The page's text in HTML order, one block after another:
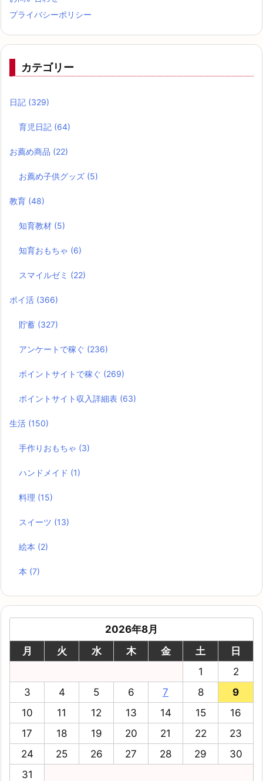
プライバシーポリシー
カテゴリー
日記 (329)
育児日記 (64)
お薦め商品 (22)
お薦め子供グッズ (5)
教育 (48)
知育教材 (5)
知育おもちゃ (6)
スマイルゼミ (22)
ポイ活 (366)
貯蓄 (327)
アンケートで稼ぐ (236)
ポイントサイトで稼ぐ (269)
ポイントサイト収入詳細表 (63)
生活 (150)
手作りおもちゃ (3)
ハンドメイド (1)
料理 (15)
スイーツ (13)
絵本 (2)
本 (7)
2026年8月
月
火 水 木 金 土
日
1
2
3
4 5 6 7 8
9
10
11 12 13 14 15
16
17
18 19 20 21 22
23
24
25 26 27 28 29
30
31